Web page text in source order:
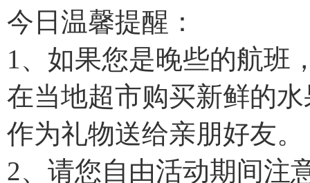
今日温馨提醒：
1、如果您是晚些的航班
在当地超市购买新鲜的
作为礼物送给亲朋好友。
2、请您自由活动期间注